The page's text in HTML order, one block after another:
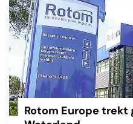
Rotom Europe